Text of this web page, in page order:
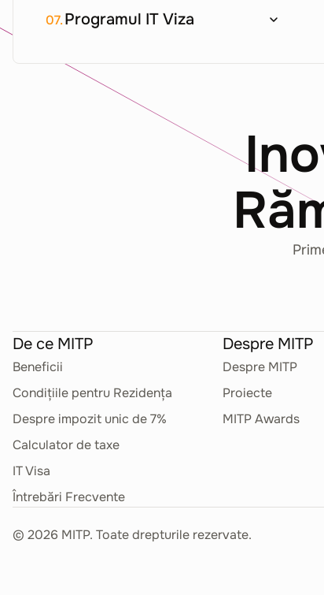
07.Programul IT Viza
De ce MITP
Beneficii
Condițiile pentru Rezidența
Despre impozit unic de 7%
Calculator de taxe
IT Visa
Întrebări Frecvente
Despre MITP
Despre MITP
Proiecte
MITP Awards
© 2026 MITP. Toate drepturile rezervate.